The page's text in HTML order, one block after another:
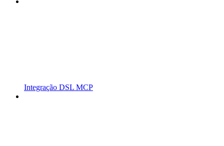
Integração DSL MCP